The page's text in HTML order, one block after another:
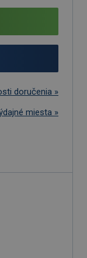
doručenia »
miesta »